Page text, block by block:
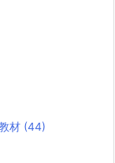
材 (44)